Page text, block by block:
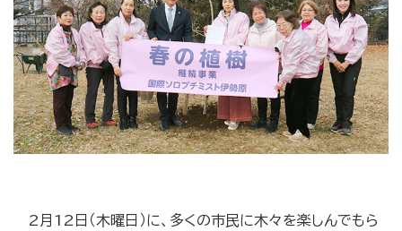
2月12日（木曜日）に、多くの市民に木々を楽しんでもら